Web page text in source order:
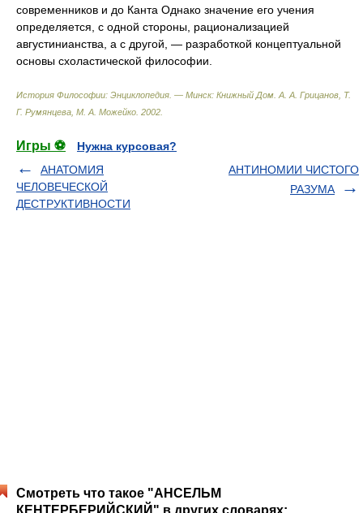
современников и до Канта Однако значение его учения
определяется, с одной стороны, рационализацией
августинианства, а с другой, — разработкой концептуальной
основы схоластической философии.
История Философии: Энциклопедия. — Минск: Книжный Дом А. А. Грицанов, Т.
Г. Румянцева, М. А. Можейко 2002
Игры ⚽
Нужна курсовая?
АНАТОМИЯ
ЧЕЛОВЕЧЕСКОЙ
ДЕСТРУКТИВНОСТИ
АНТИНОМИИ ЧИСТОГО
РАЗУМА
Смотреть что такое "АНСЕЛЬМ
КЕНТЕРБЕРИЙСКИЙ" в других словарях: